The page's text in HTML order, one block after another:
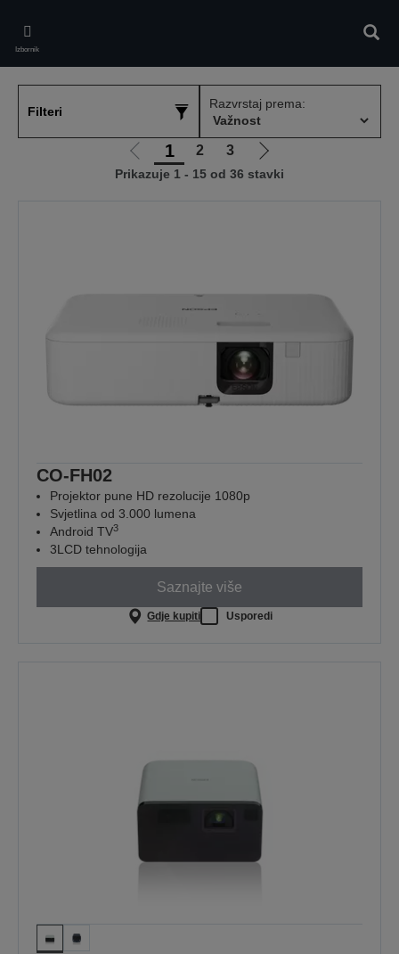
main
content
Izbornik
Filteri
Razvrstaj prema:
Idi
na
1 2 3
Idi
na
Prikazuje 1 - 15 od 36 stavki
CO-FH02
Projektor pune HD rezolucije 1080p
Svjetlina od 3.000 lumena
Android TV3
3LCD tehnologija
Saznajte više
Gdje kupiti Usporedi